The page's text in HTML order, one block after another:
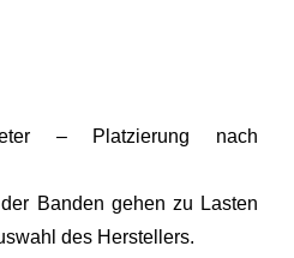
– Platzierung nach
Banden gehen zu Lasten
des Herstellers.